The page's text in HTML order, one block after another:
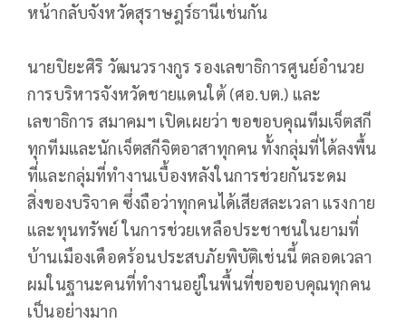
หน้ากลับจังหวัดสุราษฎร์ธานีเช่นกัน
นายปิยะศิริ วัฒนวรางกูร รองเลขาธิการศูนย์อำนวย
การบริหารจังหวัดชายแดนใต้ (ศอ.บต.) และ
เลขาธิการ สมาคมฯ เปิดเผยว่า ขอขอบคุณทีมเจ็ตสกี
ทุกทีมและนักเจ็ตสกีจิตอาสาทุกคน ทั้งกลุ่มที่ได้ลงพื้น
ที่และกลุ่มที่ทำงานเบื้องหลังในการช่วยกันระดม
สิ่งของบริจาค ซึ่งถือว่าทุกคนได้เสียสละเวลา แรงกาย
และทุนทรัพย์ ในการช่วยเหลือประชาชนในยามที่
บ้านเมืองเดือดร้อนประสบภัยพิบัติเช่นนี้ ตลอดเวลา
ผมในฐานะคนที่ทำงานอยู่ในพื้นที่ขอขอบคุณทุกคน
เป็นอย่างมาก